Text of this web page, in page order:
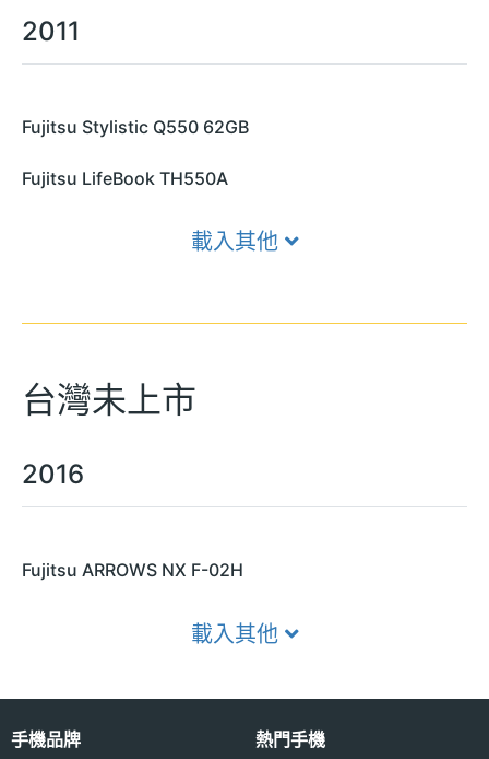
2011
Fujitsu Stylistic Q550 62GB
Fujitsu LifeBook TH550A
載入其他
台灣未上市
2016
Fujitsu ARROWS NX F-02H
載入其他
手機品牌 熱門手機